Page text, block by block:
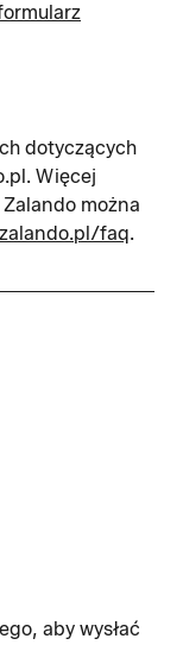
dotyczących
Więcej
można
faq.
aby wysłać